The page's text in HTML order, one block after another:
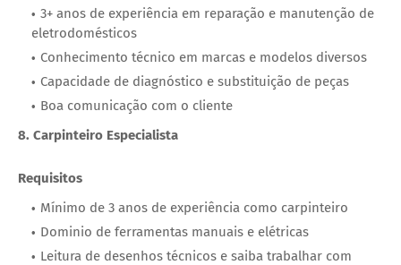
3+ anos de experiência em reparação e manutenção de
eletrodomésticos
Conhecimento técnico em marcas e modelos diversos
Capacidade de diagnóstico e substituição de peças
Boa comunicação com o cliente
8. Carpinteiro Especialista
Requisitos
Mínimo de 3 anos de experiência como carpinteiro
Dominio de ferramentas manuais e elétricas
Leitura de desenhos técnicos e saiba trabalhar com